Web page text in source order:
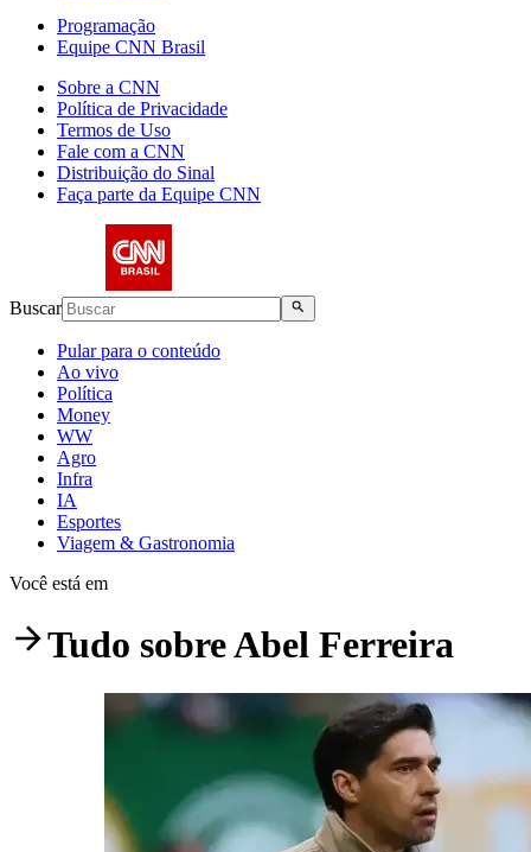
Programação
Equipe CNN Brasil
Sobre a CNN
Política de Privacidade
Termos de Uso
Fale com a CNN
Distribuição do Sinal
Faça parte da Equipe CNN
Buscar
Pular para o conteúdo
Ao vivo
Política
Money
WW
Agro
Infra
IA
Esportes
Viagem & Gastronomia
Você está em
Tudo sobreAbel Ferreira